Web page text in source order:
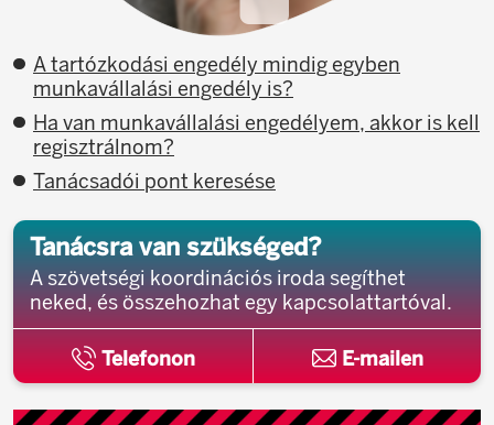
A tartózkodási engedély mindig egyben
munkavállalási engedély is?
Ha van munkavállalási engedélyem, akkor is kell
regisztrálnom?
Tanácsadói pont keresése
Tanácsra van szükséged?
A szövetségi koordinációs iroda segíthet
neked, és összehozhat egy kapcsolattartóval.
Telefonon E-mailen